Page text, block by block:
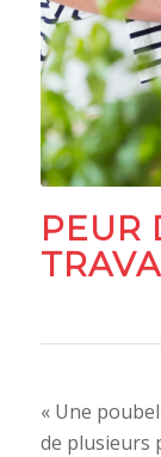
PEUR
« Une
de plusieurs